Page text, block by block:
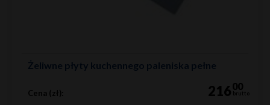
Żeliwne płyty kuchennego paleniska pełne
Cena (zł): 21600
brutto